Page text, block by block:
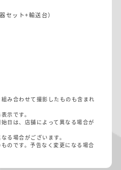
セット+輸送台）
み合わせて撮影したものも含まれ
示です。
日は、店舗によって異なる場合が
る場合がございます。
のです。予告なく変更になる場合